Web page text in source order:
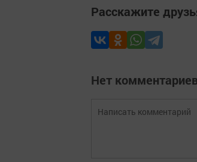
Расскажите
Нет